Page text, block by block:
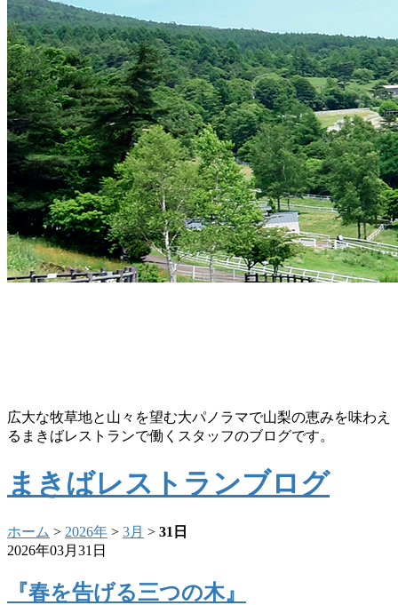
広大な牧草地と山々を望む大パノラマで山梨の恵みを味わえ
るまきばレストランで働くスタッフのブログです。
まきばレストランブログ
ホーム > 2026年 > 3月 > 31日
2026年03月31日
『春を告げる三つの木』